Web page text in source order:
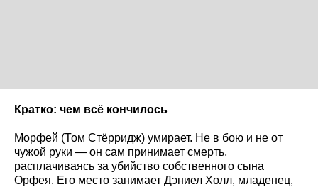
Кратко: чем всё кончилось
Морфей (Том Стёрридж) умирает. Не в бою и не от
чужой руки — он сам принимает смерть,
расплачиваясь за убийство собственного сына
Орфея. Его место занимает Дэниел Холл, младенец,